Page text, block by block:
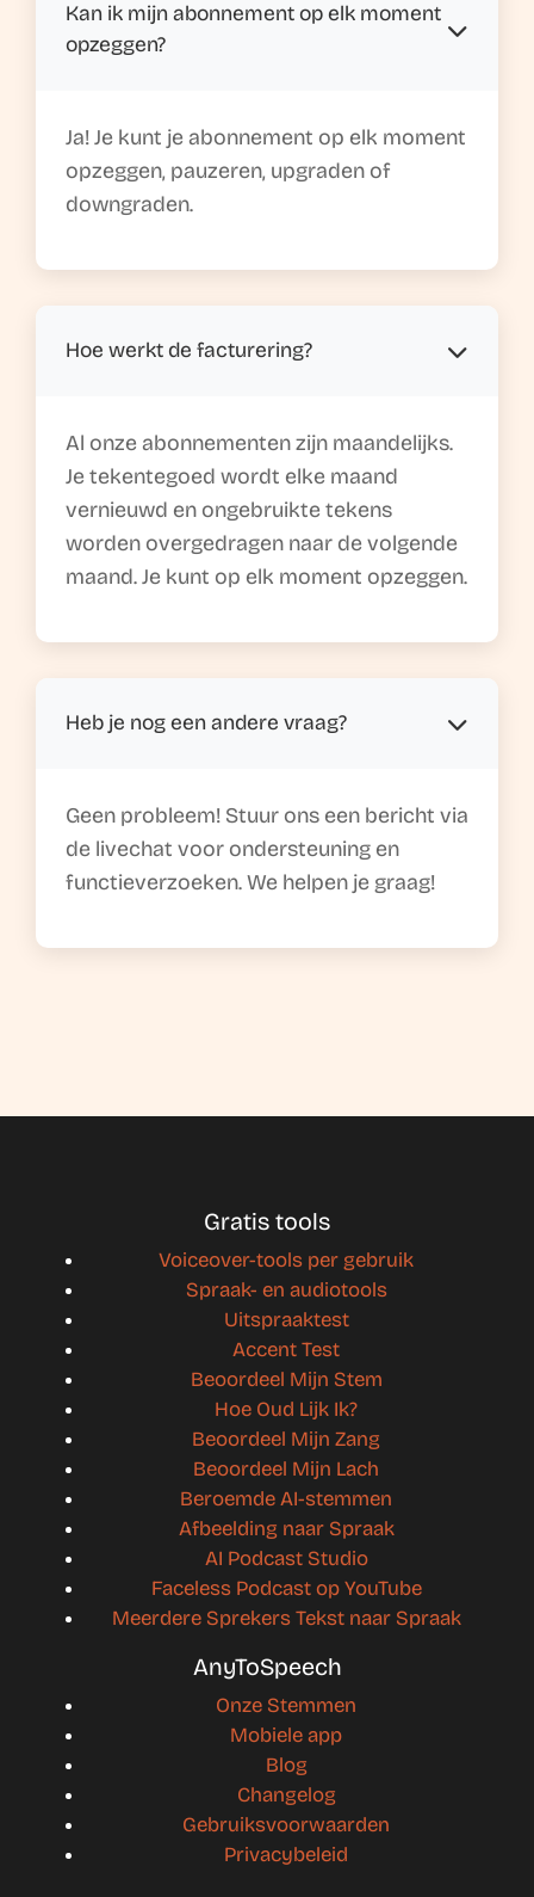
Kan ik mijn abonnement op elk moment
opzeggen?
Ja! Je kunt je abonnement op elk moment
opzeggen, pauzeren, upgraden of
downgraden.
Hoe werkt de facturering?
Al onze abonnementen zijn maandelijks.
Je tekentegoed wordt elke maand
vernieuwd en ongebruikte tekens
worden overgedragen naar de volgende
maand. Je kunt op elk moment opzeggen.
Heb je nog een andere vraag?
Geen probleem! Stuur ons een bericht via
de livechat voor ondersteuning en
functieverzoeken. We helpen je graag!
Gratis tools
Voiceover-tools per gebruik
Spraak- en audiotools
Uitspraaktest
Accent Test
Beoordeel Mijn Stem
Hoe Oud Lijk Ik?
Beoordeel Mijn Zang
Beoordeel Mijn Lach
Beroemde AI-stemmen
Afbeelding naar Spraak
AI Podcast Studio
Faceless Podcast op YouTube
Meerdere Sprekers Tekst naar Spraak
AnyToSpeech
Onze Stemmen
Mobiele app
Blog
Changelog
Gebruiksvoorwaarden
Privacybeleid